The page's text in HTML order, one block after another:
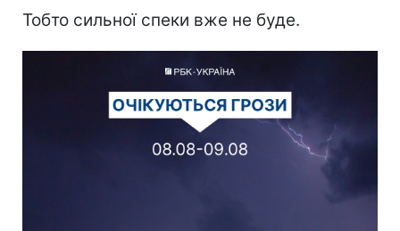
Тобто сильної спеки вже не буде.